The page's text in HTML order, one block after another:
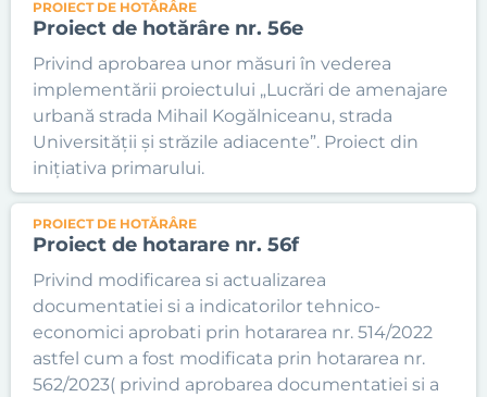
PROIECT DE HOTĂRÂRE
Proiect de hotărâre nr. 56e
Privind aprobarea unor măsuri în vederea
implementării proiectului „Lucrări de amenajare
urbană strada Mihail Kogălniceanu, strada
Universității și străzile adiacente”. Proiect din
inițiativa primarului.
PROIECT DE HOTĂRÂRE
Proiect de hotarare nr. 56f
Privind modificarea si actualizarea
documentatiei si a indicatorilor tehnico-
economici aprobati prin hotararea nr. 514/2022
astfel cum a fost modificata prin hotararea nr.
562/2023( privind aprobarea documentatiei si a